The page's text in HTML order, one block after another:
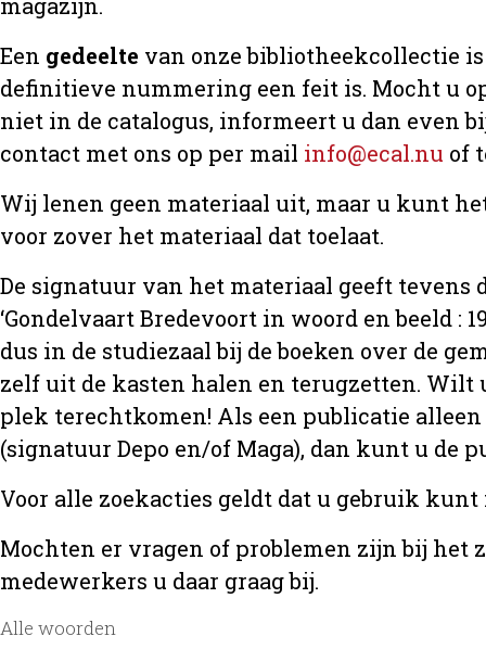
Een gedeelte van onze bibliotheekcollectie
definitieve nummering een feit is. Mocht u
niet in de catalogus, informeert u dan even
contact met ons op per mail info@ecal.nu of
Wij lenen geen materiaal uit, maar u kunt
voor zover het materiaal dat toelaat.
De signatuur van het materiaal geeft tevens
‘Gondelvaart Bredevoort in woord en beeld :
dus in de studiezaal bij de boeken over de
zelf uit de kasten halen en terugzetten. Wilt
plek terechtkomen! Als een publicatie
(signatuur Depo en/of Maga), dan kunt u de
Voor alle zoekacties geldt dat u gebruik
Mochten er vragen of problemen zijn bij het
medewerkers u daar graag bij.
Alle woorden